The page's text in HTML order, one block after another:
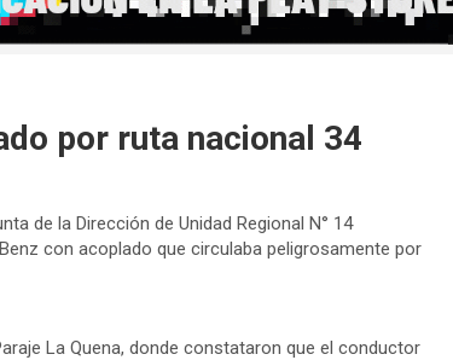
por ruta nacional 34
de la Dirección de Unidad Regional N° 14
con acoplado que circulaba peligrosamente por
La Quena, donde constataron que el conductor